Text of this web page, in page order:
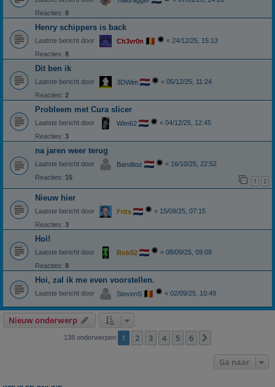
Reacties: 8
Henry schippers is back
Laatste bericht door Ch3vr0n « 24/12/25, 15:13
Reacties: 8
Dit ben ik
Laatste bericht door 3DWim « 05/12/25, 11:24
Reacties: 2
Probleem met Cura slicer
Laatste bericht door Wim62 « 04/12/25, 12:45
Reacties: 3
na jaren weer terug
Laatste bericht door Banditoz « 16/10/25, 22:52
Reacties: 15 1 2
Nieuw hier
Laatste bericht door Frits « 15/09/25, 07:15
Reacties: 3
Hoi!
Laatste bericht door Rob52 « 08/09/25, 09:08
Reacties: 8
Hoi, zal ik me even voorstellen.
Laatste bericht door StevenS « 02/09/25, 10:49
Nieuw onderwerp
138 onderwerpen 1 2 3 4 5 6
Ga naar